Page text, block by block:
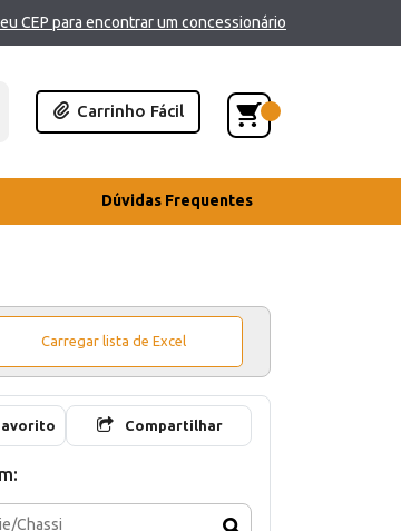
CEP para encontrar um concessionário
Carrinho Fácil
Dúvidas Frequentes
Carregar lista de Excel
Compartilhar